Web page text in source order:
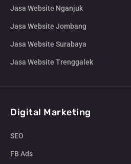
Jasa Website Nganjuk
Jasa Website Jombang
Jasa Website Surabaya
Jasa Website Trenggalek
Digital Marketing
SEO
FB Ads